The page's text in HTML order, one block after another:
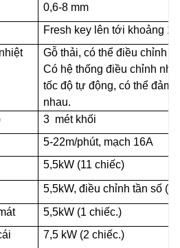
0,6-8 mm
Fresh key lên tới khoảng
Gỗ thải, có thể điều chỉnh
Có hệ thống điều chỉnh
tốc độ tự động, có thể đảm
nhau.
3 mét khối
5-22m/phút, mạch 16A
5,5kW (11 chiếc)
5,5kW, điều chỉnh tần số (2
5,5kW (1 chiếc.)
7,5 kW (2 chiếc.)